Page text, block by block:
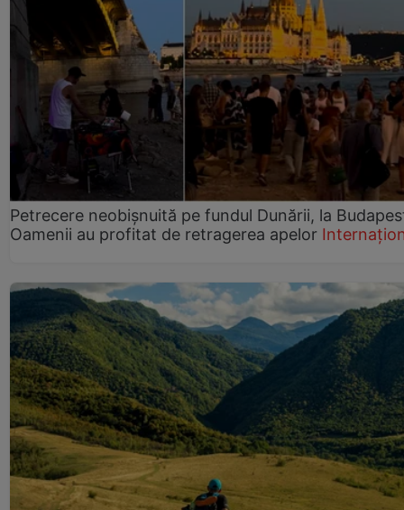
Petrecere neobișnuită pe fundul Dunării, la
Oamenii au profitat de retragerea apelor